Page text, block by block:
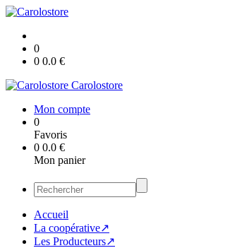
0
0 0.0 €
Carolostore
Mon compte
0
Favoris
0 0.0 €
Mon panier
Accueil
La coopérative↗
Les Producteurs↗